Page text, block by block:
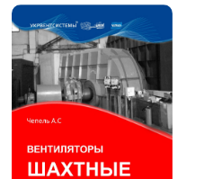
Вентилятор ВЦП 7-40
Вентилятор В-ЦП8
Виброизоляторы ВРВ